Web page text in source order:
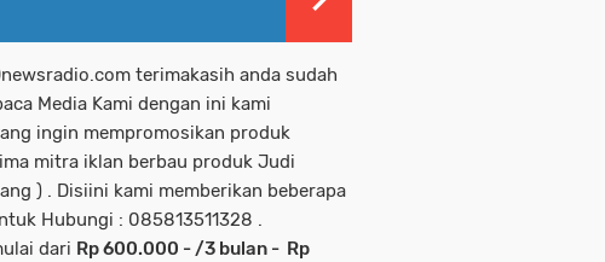
terimakasih anda sudah
Media Kami dengan ini kami
ingin mempromosikan produk
mitra iklan berbau produk Judi
) . Disiini kami memberikan beberapa
Hubungi : 085813511328 .
dari Rp 600.000 - /3 bulan - Rp